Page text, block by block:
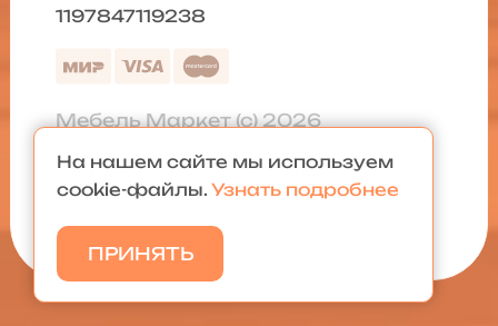
1197847119238
Мебель Маркет (с) 2026
Политика конфиденциальности
Карта сайта
На нашем сайте мы используем
cookie-файлы. Узнать подробнее
ПРИНЯТЬ